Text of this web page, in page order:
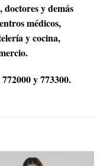
y demás
médicos,
y cocina,
y 773300.